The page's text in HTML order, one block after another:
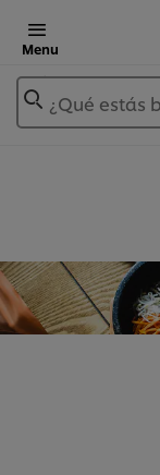
Menu
¿Qué estás